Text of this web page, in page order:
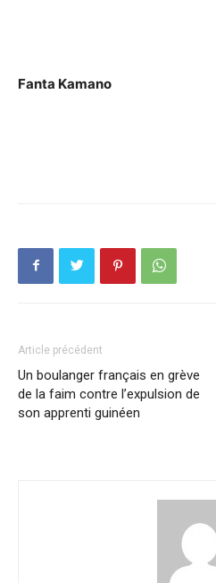
Fanta Kamano
Article précédent
Un boulanger français en grève
de la faim contre l’expulsion de
son apprenti guinéen